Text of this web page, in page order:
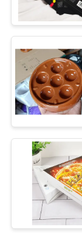
GIRO
DELLA
DI
QUALITÀ
STATI
UNITI